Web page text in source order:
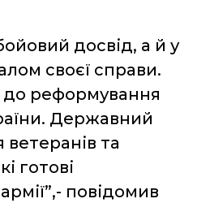
досвід, а й у
своєї справи.
до реформування
Державний
та
готові
повідомив